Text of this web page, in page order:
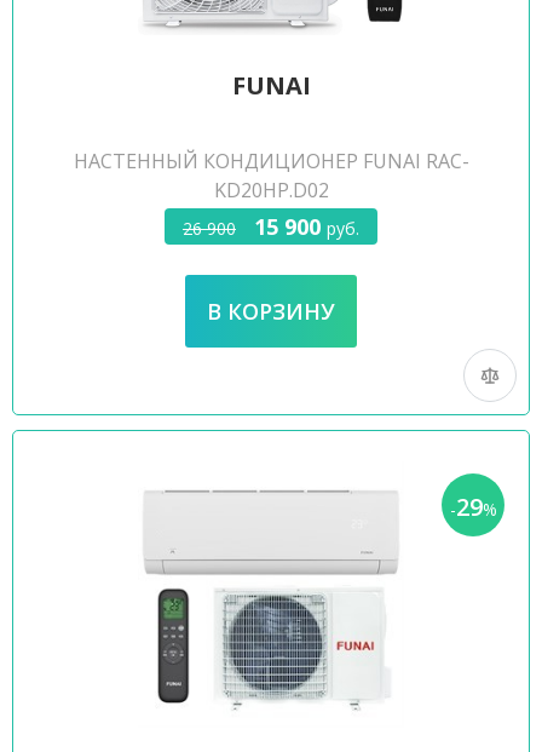
FUNAI
НАСТЕННЫЙ КОНДИЦИОНЕР FUNAI RAC-
KD20HP.D02
26 900 15 900 руб.
-29%